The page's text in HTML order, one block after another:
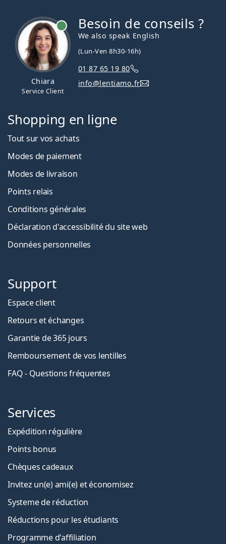
Chiara
Service Client
Besoin de conseils ?
We also speak English
(Lun-Ven 8h30-16h)
01 87 65 19 80
info@lentiamo.fr
Shopping en ligne
Tout sur vos achats
Modes de paiement
Modes de livraison
Points relais
Conditions générales
Déclaration d'accessibilité du site web
Données personnelles
Support
Espace client
Retours et échanges
Garantie de 365 jours
Remboursement de vos lentilles
FAQ - Questions fréquentes
Services
Expédition régulière
Points bonus
Chèques cadeaux
Invitez un(e) ami(e) et économisez
Systeme de réduction
Réductions pour les étudiants
Programme d'affiliation